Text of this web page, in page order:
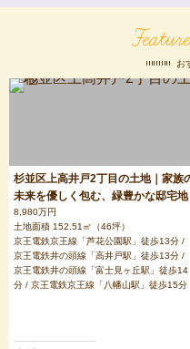
お
杉並区上高井戸2丁目の土地｜家族
未来を優しく包む、緑豊かな邸宅地
8,980万円
土地面積 152.51㎡（46坪）
京王電鉄京王線「芦花公園駅」徒歩13分 /
京王電鉄井の頭線「高井戸駅」徒歩13分 /
京王電鉄井の頭線「富士見ヶ丘駅」徒歩14
分 / 京王電鉄京王線「八幡山駅」徒歩15分